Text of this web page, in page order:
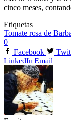
cinco meses,
Etiquetas
Tomate rosa de
0
Facebook
LinkedIn Email